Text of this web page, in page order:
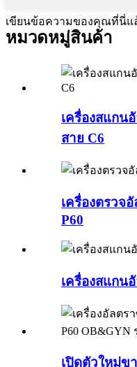
เขียนข้อความของคุณที่นี่แ
หมวดหมู่สินค้า
เครื่องสแกน
สาย C6
เครื่องตรวจ
P60
เครื่องสแกน
เปิดตัวใหม่ข